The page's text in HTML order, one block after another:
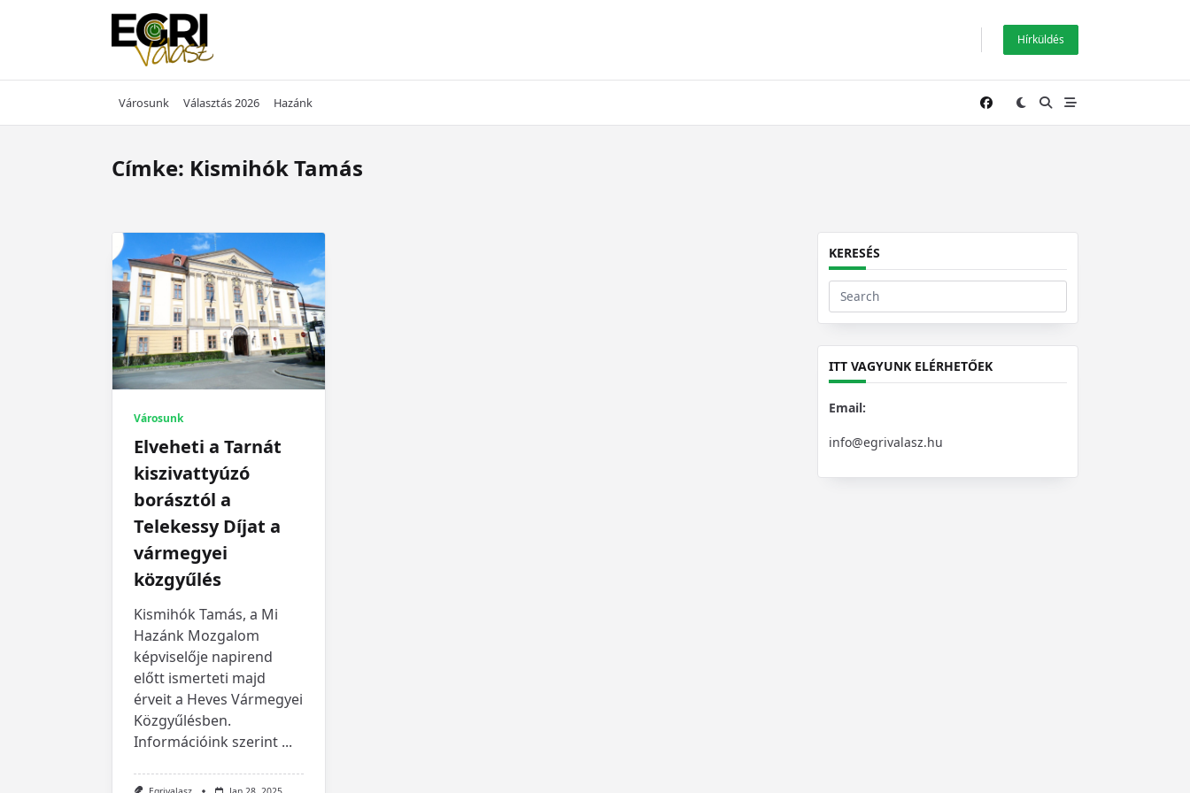
Hírküldés
Városunk Választás 2026 Hazánk
Címke: Kismihók Tamás
Városunk
Elveheti a Tarnát
kiszivattyúzó
borásztól a
Telekessy Díjat a
vármegyei
közgyűlés
Kismihók Tamás, a Mi
Hazánk Mozgalom
képviselője napirend
előtt ismerteti majd
érveit a Heves Vármegyei
Közgyűlésben.
Információink szerint ...
KERESÉS
Search
for:
ITT VAGYUNK ELÉRHETŐEK
Email:
info@egrivalasz.hu